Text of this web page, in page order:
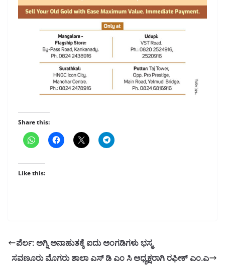
Share this:
Like this:
ಪೆರ್ಲ: ಅಗ್ನಿ ಅನಾಹುತಕ್ಕೆ ಐದು ಅಂಗಡಿಗಳು ಭಸ್ಮ
ಸವಣೂರು ಮೊಗರು ಶಾಲಾ ಎಸ್ ಡಿ ಎಂ ಸಿ ಅಧ್ಯಕ್ಷರಾಗಿ ರಫೀಕ್ ಎಂ.ಎ